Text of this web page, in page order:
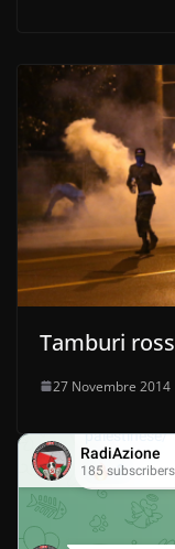
Tamburi
27 Novembre 2014